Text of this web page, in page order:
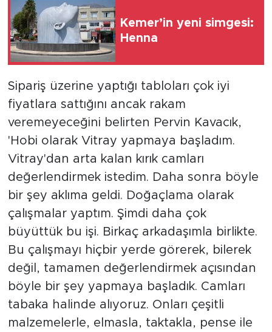
Kemer’in yeni simgesi:
Henna
Sipariş üzerine yaptığı tabloları çok iyi
fiyatlara sattığını ancak rakam
veremeyeceğini belirten Pervin Kavacık,
'Hobi olarak Vitray yapmaya başladım.
Vitray'dan arta kalan kırık camları
değerlendirmek istedim. Daha sonra böyle
bir şey aklıma geldi. Doğaçlama olarak
çalışmalar yaptım. Şimdi daha çok
büyüttük bu işi. Birkaç arkadaşımla birlikte.
Bu çalışmayı hiçbir yerde görerek, bilerek
değil, tamamen değerlendirmek açısından
böyle bir şey yapmaya başladık. Camları
tabaka halinde alıyoruz. Onları çeşitli
malzemelerle, elmasla, taktakla, pense ile